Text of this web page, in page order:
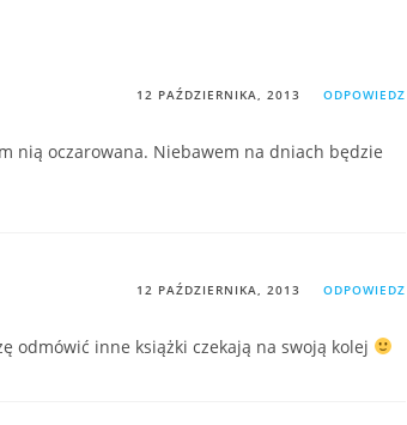
12 PAŹDZIERNIKA, 2013 ODPOWIEDZ
nią oczarowana. Niebawem na dniach będzie
12 PAŹDZIERNIKA, 2013 ODPOWIEDZ
odmówić inne książki czekają na swoją kolej